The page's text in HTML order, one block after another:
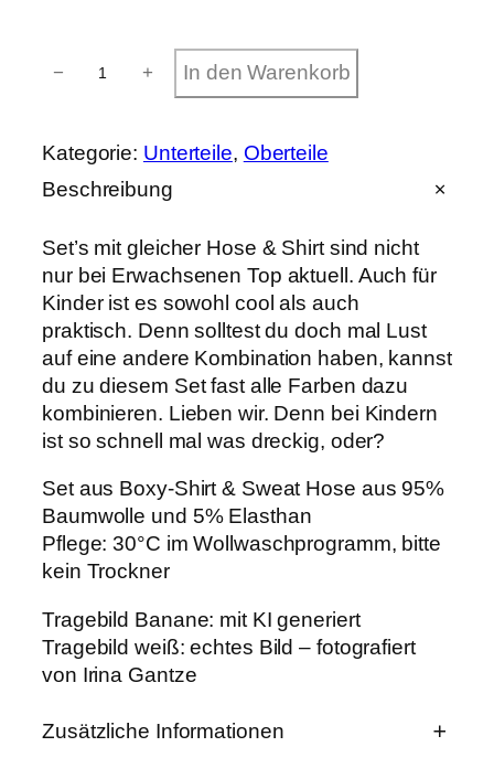
-
S
"
a
n
a
n
"
L
e
t
e
S
t
ü
k
e
e
g
− + In den Warenkorb
Kategorie: Unterteile, Oberteile
Beschreibung
Set’s mit gleicher Hose & Shirt sind nicht
nur bei Erwachsenen Top aktuell. Auch für
Kinder ist es sowohl cool als auch
praktisch. Denn solltest du doch mal Lust
auf eine andere Kombination haben, kannst
du zu diesem Set fast alle Farben dazu
kombinieren. Lieben wir. Denn bei Kindern
ist so schnell mal was dreckig, oder?
Set aus Boxy-Shirt & Sweat Hose aus 95%
Baumwolle und 5% Elasthan
Pflege: 30°C im Wollwaschprogramm, bitte
kein Trockner
Tragebild Banane: mit KI generiert
Tragebild weiß: echtes Bild – fotografiert
von Irina Gantze
Zusätzliche Informationen